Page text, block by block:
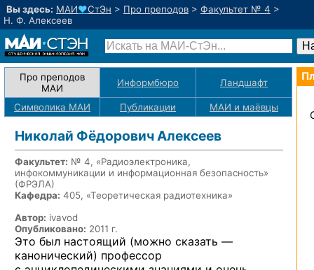
Вы здесь: МАИ♥СтЭн > Про преподов > Факультет № 4 >
Н. Ф. Алексеев
Про преподов
МАИ
Информбюро Ландшафт
Символика МАИ Публикации МАИ и маёвцы
Николай Фёдорович Алексеев
Факультет: № 4, «Радиоэлектроника,
инфокоммуникации и информационная безопасность»
(ФРЭЛА)
Кафедра: 405, «Теоретическая радиотехника»
Автор: ivavod
Опубликовано: 2011 г.
Это был настоящий (можно сказать —
канонический) профессор